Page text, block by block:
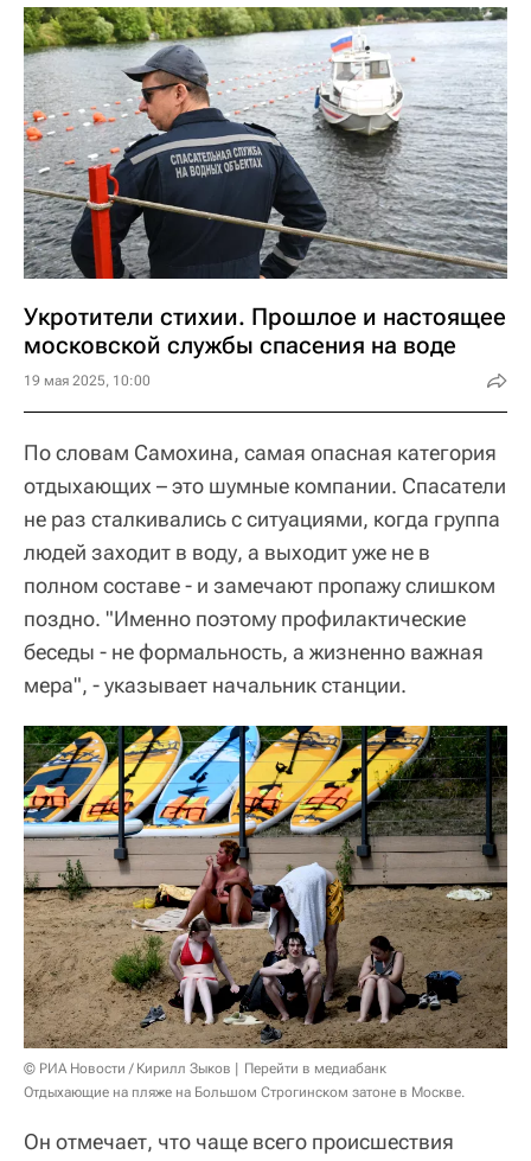
Укротители стихии. Прошлое и настоящее
московской службы спасения на воде
19 мая 2025, 10:00
По словам Самохина, самая опасная категория
отдыхающих – это шумные компании. Спасатели
не раз сталкивались с ситуациями, когда группа
людей заходит в воду, а выходит уже не в
полном составе - и замечают пропажу слишком
поздно. "Именно поэтому профилактические
беседы - не формальность, а жизненно важная
мера", - указывает начальник станции.
© РИА Новости / Кирилл Зыков
Перейти в медиабанк
Отдыхающие на пляже на Большом Строгинском затоне в Москве.
Он отмечает, что чаще всего происшествия